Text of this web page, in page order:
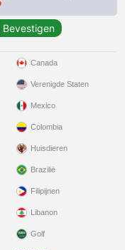
Canada
Verenigde Staten
Mexico
Colombia
Huisdieren
Brazilië
Filipijnen
Libanon
Golf